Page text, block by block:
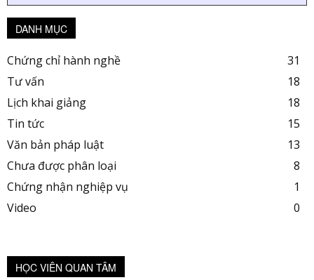
DANH MỤC
Chứng chỉ hành nghề
31
Tư vấn
18
Lịch khai giảng
18
Tin tức
15
Văn bản pháp luật
13
Chưa được phân loại
8
Chứng nhận nghiệp vụ
1
Video
0
HỌC VIÊN QUAN TÂM